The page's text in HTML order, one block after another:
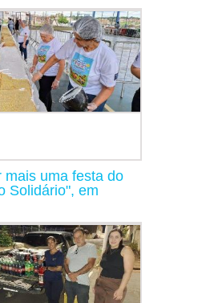
mais uma festa do
Solidário", em